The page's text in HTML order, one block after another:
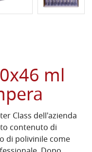
ml
Class dell'azienda
contenuto di
di polivinile come